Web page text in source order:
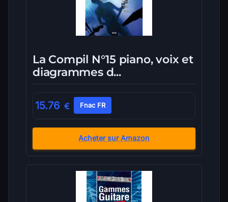
La Compil N°15 piano, voix et
diagrammes d...
15.76 € Fnac FR
Acheter sur Amazon